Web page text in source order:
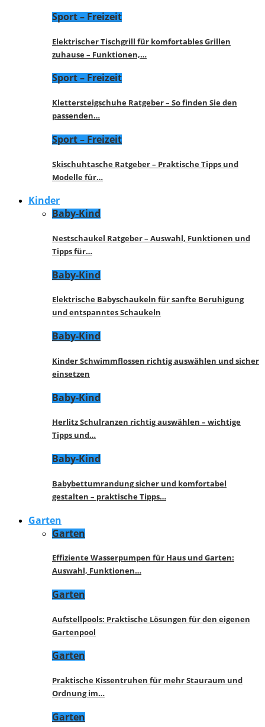
Sport – Freizeit
Elektrischer Tischgrill für komfortables Grillen
zuhause – Funktionen,…
Sport – Freizeit
Klettersteigschuhe Ratgeber – So finden Sie den
passenden…
Sport – Freizeit
Skischuhtasche Ratgeber – Praktische Tipps und
Modelle für…
Kinder
Baby-Kind
Nestschaukel Ratgeber – Auswahl, Funktionen und
Tipps für…
Baby-Kind
Elektrische Babyschaukeln für sanfte Beruhigung
und entspanntes Schaukeln
Baby-Kind
Kinder Schwimmflossen richtig auswählen und sicher
einsetzen
Baby-Kind
Herlitz Schulranzen richtig auswählen – wichtige
Tipps und…
Baby-Kind
Babybettumrandung sicher und komfortabel
gestalten – praktische Tipps…
Garten
Garten
Effiziente Wasserpumpen für Haus und Garten:
Auswahl, Funktionen…
Garten
Aufstellpools: Praktische Lösungen für den eigenen
Gartenpool
Garten
Praktische Kissentruhen für mehr Stauraum und
Ordnung im…
Garten